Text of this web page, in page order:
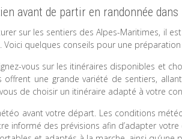
avant de partir en randonnée
sur les sentiers des Alpes-Maritimes, il
Voici quelques conseils pour une
vous sur les itinéraires disponibles et
offrent une grande variété de sentiers,
de choisir un itinéraire adapté à votre
avant votre départ. Les conditions
informé des prévisions afin d’adapter